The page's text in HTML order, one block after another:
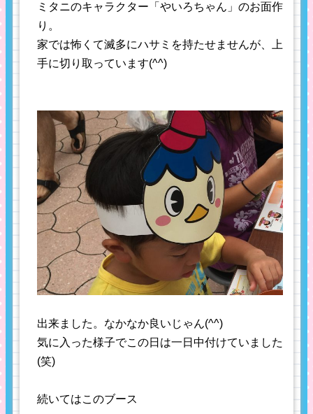
ミタニのキャラクター「やいろちゃん」のお面作
り。
家では怖くて滅多にハサミを持たせませんが、上
手に切り取っています(^^)
出来ました。なかなか良いじゃん(^^)
気に入った様子でこの日は一日中付けていました
(笑)
続いてはこのブース